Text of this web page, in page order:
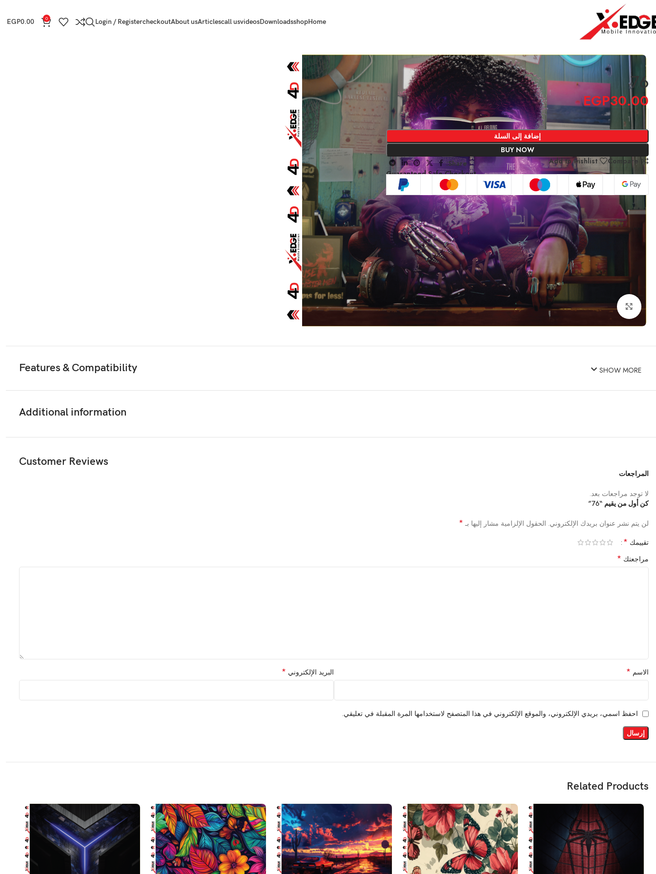
Home
shop
Downloads
videos
call us
Articles
About us
checkout
Login / Register
0
EGP0.00
الرئيسية 3D LAPTOP
76
Click to enlarge
76
EGP30.00
إضافة إلى السلة
BUY NOW
Compare
Add to wishlist
Share:
Guaranteed Safe Checkout
Features & Compatibility SHOW MORE
Additional information
Customer Reviews
المراجعات
لا توجد مراجعات بعد.
كن أول من يقيم “76”
لن يتم نشر عنوان بريدك الإلكتروني. الحقول الإلزامية مشار إليها بـ *
تقييمك *
مراجعتك *
الاسم * البريد الإلكتروني *
احفظ اسمي، بريدي الإلكتروني، والموقع الإلكتروني في هذا المتصفح لاستخدامها المرة المقبلة في تعليقي.
Related Products